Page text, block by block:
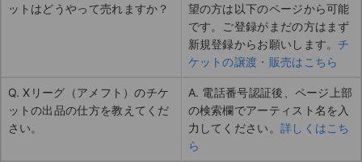
ットはどうやって売れますか？
望の方は以下のページから可能
です。ご登録がまだの方はまず
新規登録からお願いします。 チ
ケットの譲渡・販売はこちら
Q. Xリーグ（アメフト）のチケ
ットの出品の仕方を教えてくだ
さい。
A. 電話番号認証後、ページ上部
の検索欄でアーティスト名を入
力してください。 詳しくはこち
ら